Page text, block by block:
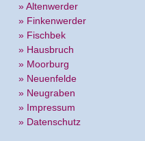
» Altenwerder
» Finkenwerder
» Fischbek
» Hausbruch
» Moorburg
» Neuenfelde
» Neugraben
» Impressum
» Datenschutz